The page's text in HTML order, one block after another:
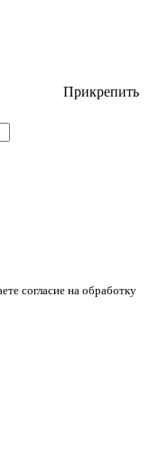
Прикрепить
согласие на обработку